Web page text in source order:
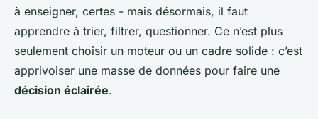
à enseigner, certes - mais désormais, il faut
apprendre à trier, filtrer, questionner. Ce n’est plus
seulement choisir un moteur ou un cadre solide : c’est
apprivoiser une masse de données pour faire une
décision éclairée.